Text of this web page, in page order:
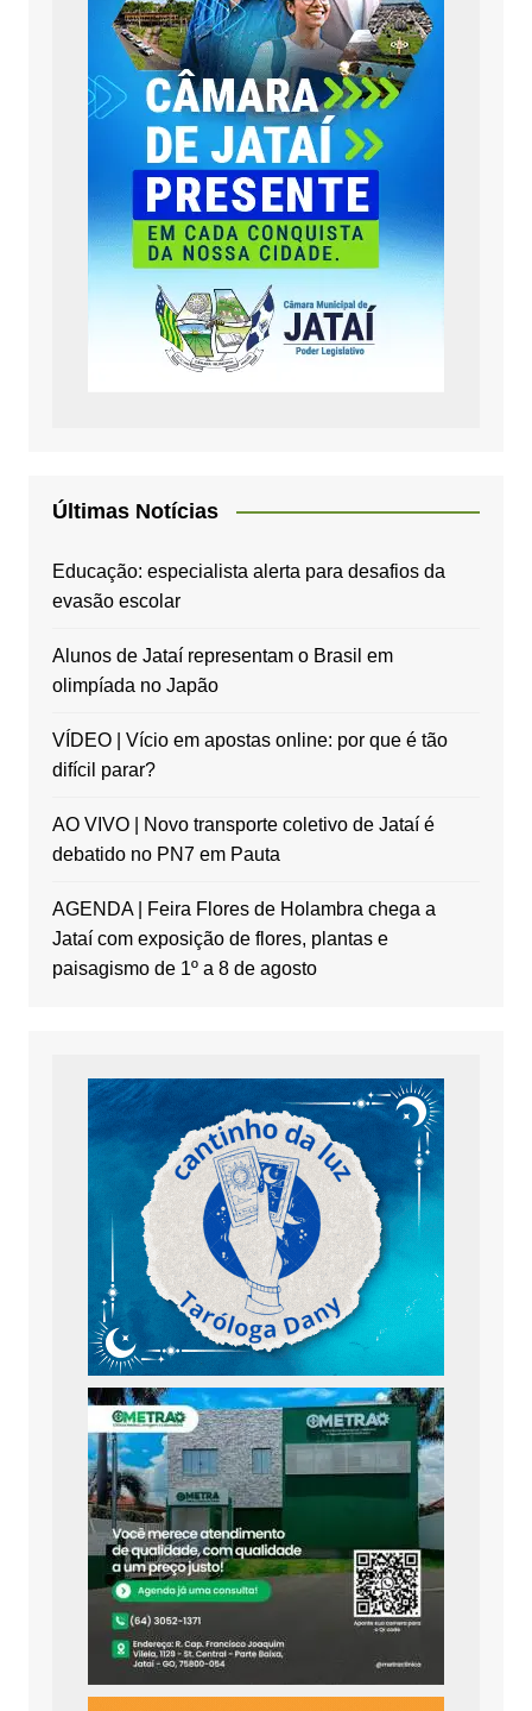
Últimas Notícias
Educação: especialista alerta para desafios da
evasão escolar
Alunos de Jataí representam o Brasil em
olimpíada no Japão
VÍDEO | Vício em apostas online: por que é tão
difícil parar?
AO VIVO | Novo transporte coletivo de Jataí é
debatido no PN7 em Pauta
AGENDA | Feira Flores de Holambra chega a
Jataí com exposição de flores, plantas e
paisagismo de 1º a 8 de agosto